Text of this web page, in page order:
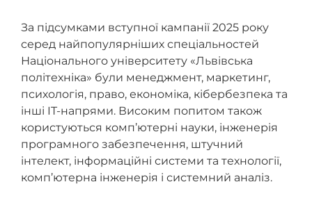
За підсумками вступної кампанії 2025 року
серед найпопулярніших спеціальностей
Національного університету «Львівська
політехніка» були менеджмент, маркетинг,
психологія, право, економіка, кібербезпека та
інші IT-напрями. Високим попитом також
користуються комп’ютерні науки, інженерія
програмного забезпечення, штучний
інтелект, інформаційні системи та технології,
комп’ютерна інженерія і системний аналіз.